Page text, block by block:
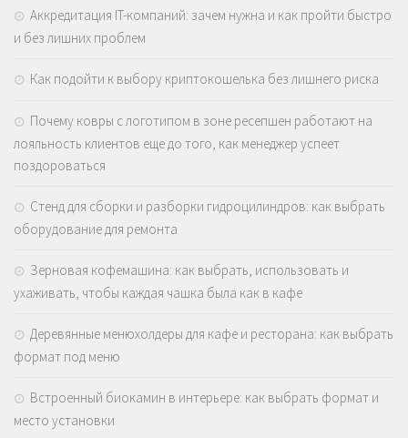
Аккредитация IT-компаний: зачем нужна и как пройти быстро
и без лишних проблем
Как подойти к выбору криптокошелька без лишнего риска
Почему ковры с логотипом в зоне ресепшен работают на
лояльность клиентов еще до того, как менеджер успеет
поздороваться
Стенд для сборки и разборки гидроцилиндров: как выбрать
оборудование для ремонта
Зерновая кофемашина: как выбрать, использовать и
ухаживать, чтобы каждая чашка была как в кафе
Деревянные менюхолдеры для кафе и ресторана: как выбрать
формат под меню
Встроенный биокамин в интерьере: как выбрать формат и
место установки